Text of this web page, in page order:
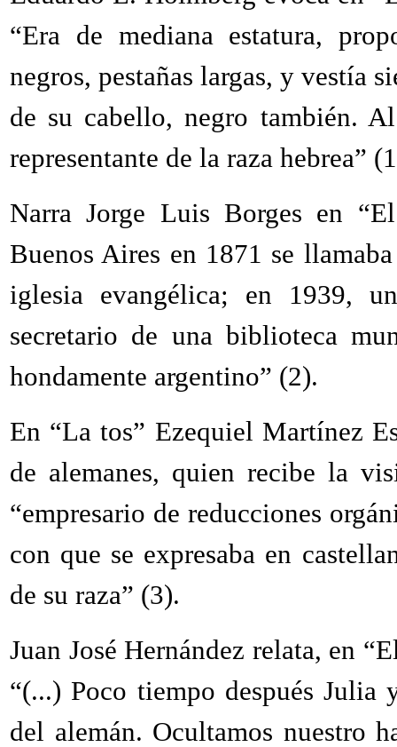
“Era de mediana estatura,
negros, pestañas largas, y vestía
de su cabello, negro también.
representante de la raza hebrea”
Narra Jorge Luis Borges en
Buenos Aires en 1871 se
iglesia evangélica; en 1939,
secretario de una biblioteca
hondamente argentino” (2).
En “La tos” Ezequiel Martínez
de alemanes, quien recibe la
“empresario de reducciones
con que se expresaba en
de su raza” (3).
Juan José Hernández relata, en
“(...) Poco tiempo después
del alemán. Ocultamos nuestro